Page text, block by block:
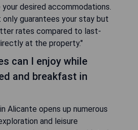
desired accommodations.
only guarantees your stay but
rates compared to last-
at the property."
can I enjoy while
and breakfast in
Alicante opens up numerous
and leisure